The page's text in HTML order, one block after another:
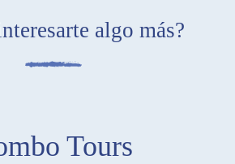
algo más?
Tours